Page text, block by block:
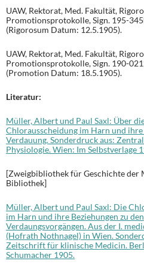
UAW, Rektorat, Med. Fakultät,
Promotionsprotokolle, Sign. 195-
(Rigorosum Datum: 12.5.1905).
UAW, Rektorat, Med. Fakultät,
Promotionsprotokolle, Sign. 190-
(Promotion Datum: 18.5.1905).
Literatur:
Müller, Albert und Paul Saxl: Über
Chlorausscheidung im Harn und ihre
Verdauung. Sonderdruck aus:
Physiologie. Wien: Im Selbstverlage
[Zweigbibliothek für Geschichte der
Bibliothek]
Müller, Albert und Paul Saxl: Die
im Harn und ihre Beziehungen zu den
Verdaungsvorgängen. Aus der I.
(Hofrath Nothnagel) in Wien.
Zeitschrift für klinische Medicin.
Schumacher 1905.